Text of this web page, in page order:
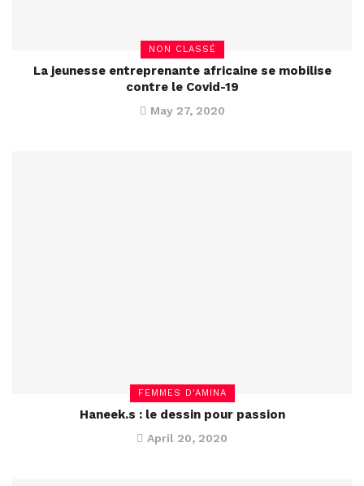
NON CLASSÉ
La jeunesse entreprenante africaine se mobilise
contre le Covid-19
May 27, 2020
FEMMES D'AMINA
Haneek.s : le dessin pour passion
April 20, 2020